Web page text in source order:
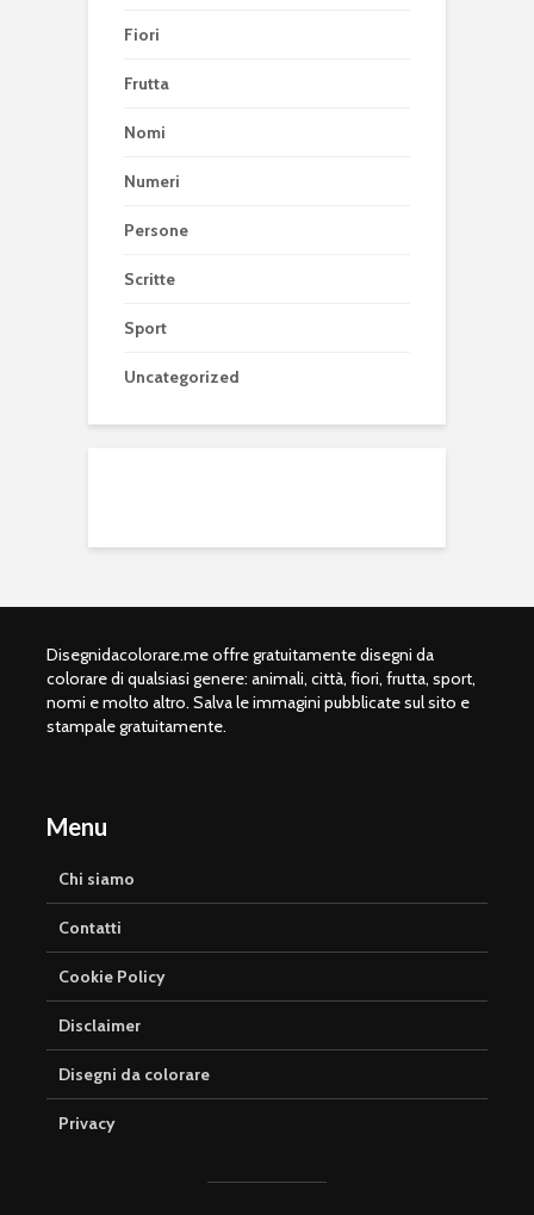
Fiori
Frutta
Nomi
Numeri
Persone
Scritte
Sport
Uncategorized
Disegnidacolorare.me offre gratuitamente disegni da
colorare di qualsiasi genere: animali, città, fiori, frutta, sport,
nomi e molto altro. Salva le immagini pubblicate sul sito e
stampale gratuitamente.
Menu
Chi siamo
Contatti
Cookie Policy
Disclaimer
Disegni da colorare
Privacy